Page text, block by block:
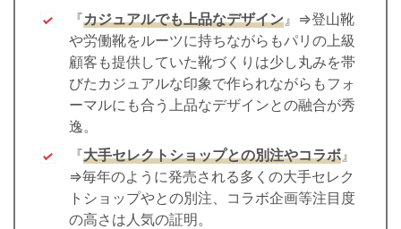
『カジュアルでも上品なデザイン 』⇒登山靴
や労働靴をルーツに持ちながらもパリの上級
顧客も提供していた靴づくりは少し丸みを帯
びたカジュアルな印象で作られながらもフォ
ーマルにも合う上品なデザインとの融合が秀
逸。
『大手セレクトショップとの別注やコラボ 』
⇒毎年のように発売される多くの大手セレク
トショップやとの別注、コラボ企画等注目度
の高さは人気の証明。